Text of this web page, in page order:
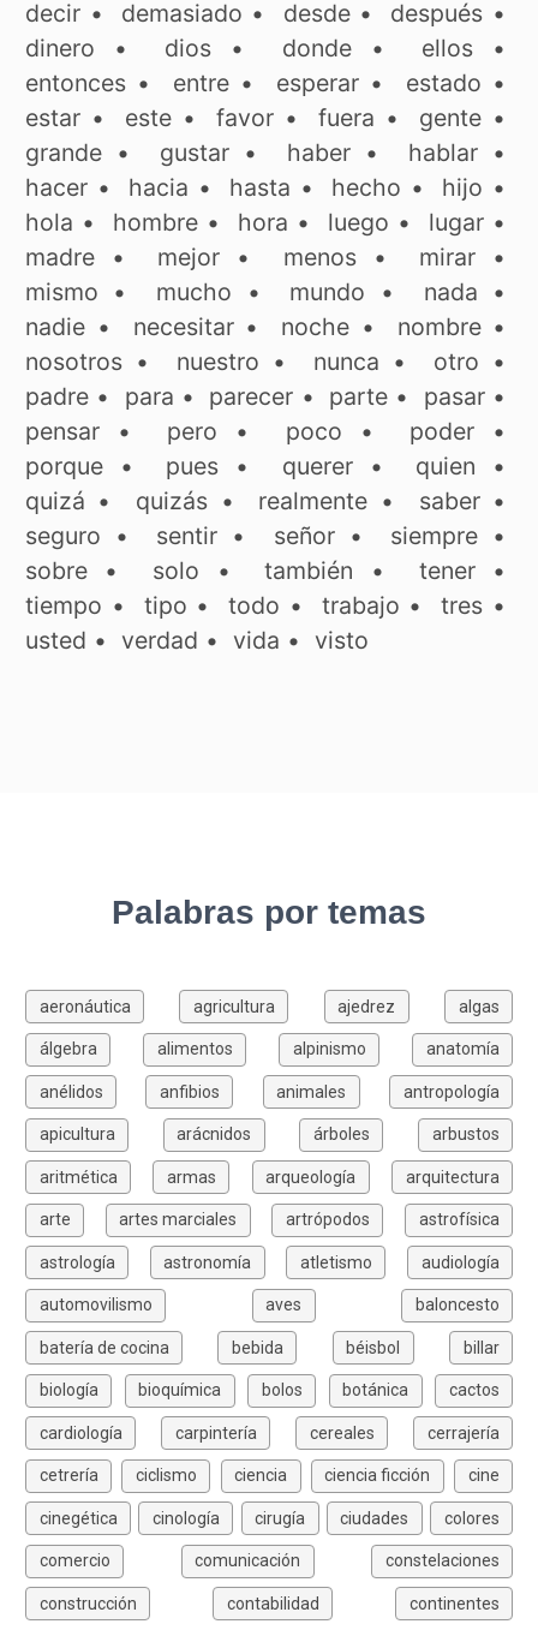
decir • demasiado • desde• después •
dinero • dios • donde• ellos •
entonces • entre• esperar• estado •
estar • este •favor •fuera • gente •
grande • gustar• haber• hablar•
hacer • hacia • hasta • hecho • hijo •
hola • hombre• hora • luego • lugar•
madre • mejor • menos• mirar •
mismo • mucho • mundo • nada •
nadie • necesitar• noche • nombre•
nosotros • nuestro • nunca • otro •
padre • para • parecer • parte • pasar•
pensar • pero • poco • poder•
porque • pues • querer• quien •
quizá • quizás • realmente • saber•
seguro • sentir • señor• siempre •
sobre • solo •también • tener•
tiempo • tipo •todo • trabajo •tres •
usted • verdad • vida • visto
Palabras por temas
aeronáutica agricultura ajedrez algas
álgebra alimentos alpinismo anatomía
anélidos anfibios animales antropología
apicultura arácnidos árboles arbustos
aritmética armas arqueología arquitectura
arte artes marciales artrópodos astrofísica
astrología astronomía atletismo audiología
automovilismo aves baloncesto
batería de cocina bebida béisbol billar
biología bioquímica bolos botánica cactos
cardiología carpintería cereales cerrajería
cetrería ciclismo ciencia ciencia ficción cine
cinegética cinología cirugía ciudades colores
comercio comunicación constelaciones
construcción contabilidad continentes